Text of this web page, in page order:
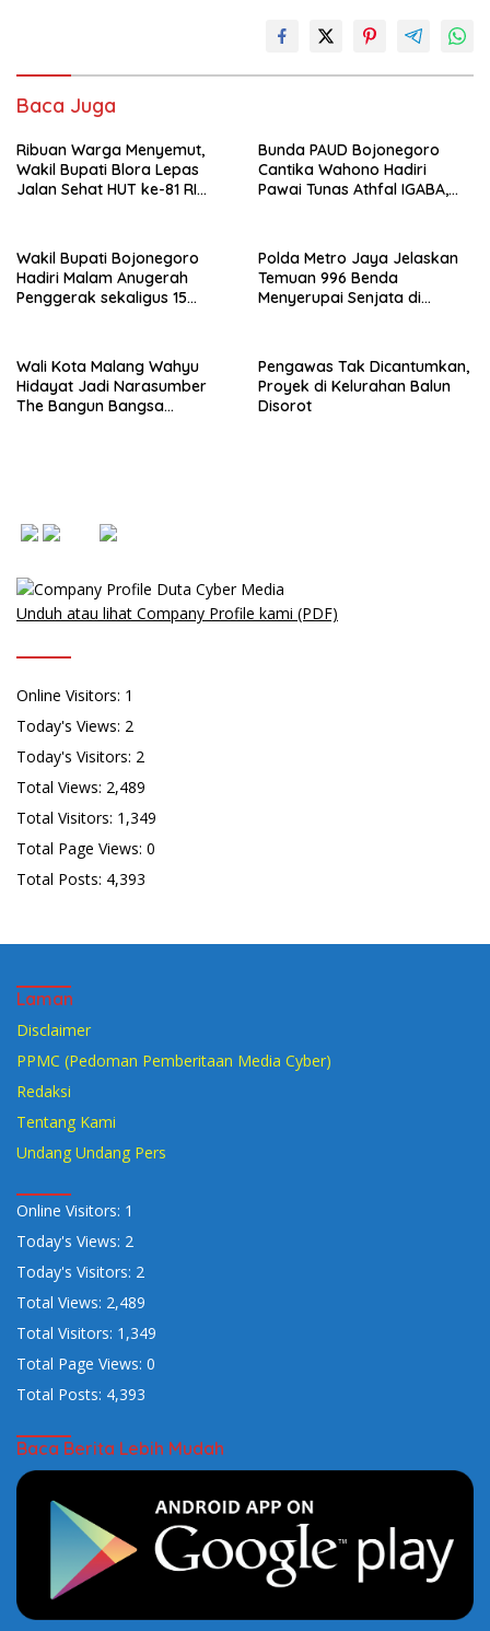
Baca Juga
Ribuan Warga Menyemut,
Wakil Bupati Blora Lepas
Jalan Sehat HUT ke-81 RI
Bunda PAUD Bojonegoro
Cantika Wahono Hadiri
Pawai Tunas Athfal IGABA,
Wakil Bupati Bojonegoro
Hadiri Malam Anugerah
Penggerak sekaligus 15
Polda Metro Jaya Jelaskan
Temuan 996 Benda
Menyerupai Senjata di
Wali Kota Malang Wahyu
Hidayat Jadi Narasumber
The Bangun Bangsa
Pengawas Tak Dicantumkan,
Proyek di Kelurahan Balun
Disorot
Unduh atau lihat Company Profile kami (PDF)
Online Visitors: 1
Today's Views: 2
Today's Visitors: 2
Total Views: 2,489
Total Visitors: 1,349
Total Page Views: 0
Total Posts: 4,393
Laman
Disclaimer
PPMC (Pedoman Pemberitaan Media Cyber)
Redaksi
Tentang Kami
Undang Undang Pers
Online Visitors: 1
Today's Views: 2
Today's Visitors: 2
Total Views: 2,489
Total Visitors: 1,349
Total Page Views: 0
Total Posts: 4,393
Baca Berita Lebih Mudah